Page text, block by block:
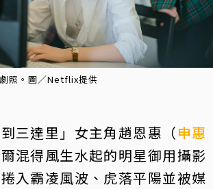
照。圖／Netflix提供
三達里」女主角趙恩惠（申惠
混得風生水起的明星御用攝影
入霸凌風波、虎落平陽並被媒